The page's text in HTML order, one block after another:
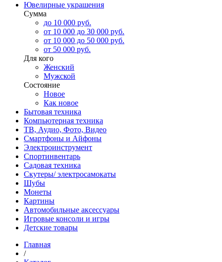
Ювелирные украшения
Сумма
до 10 000 руб.
от 10 000 до 30 000 руб.
от 10 000 до 50 000 руб.
от 50 000 руб.
Для кого
Женский
Мужской
Состояние
Новое
Как новое
Бытовая техника
Компьютерная техника
ТВ, Аудио, Фото, Видео
Смартфоны и Айфоны
Электроинструмент
Спортинвентарь
Садовая техника
Скутеры/ электросамокаты
Шубы
Монеты
Картины
Автомобильные аксессуары
Игровые консоли и игры
Детские товары
Главная
/